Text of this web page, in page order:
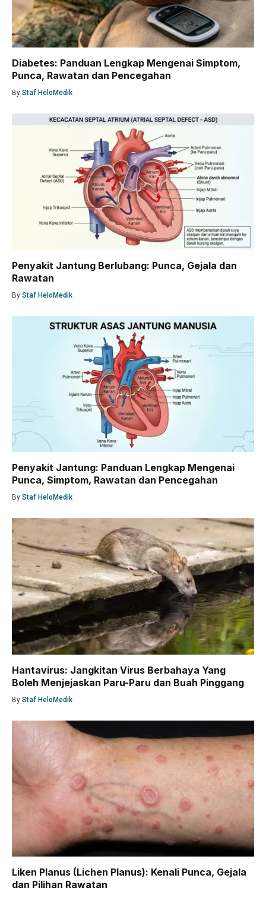
Diabetes: Panduan Lengkap Mengenai Simptom,
Punca, Rawatan dan Pencegahan
By Staf HeloMedik
Penyakit Jantung Berlubang: Punca, Gejala dan
Rawatan
By Staf HeloMedik
Penyakit Jantung: Panduan Lengkap Mengenai
Punca, Simptom, Rawatan dan Pencegahan
By Staf HeloMedik
Hantavirus: Jangkitan Virus Berbahaya Yang
Boleh Menjejaskan Paru-Paru dan Buah Pinggang
By Staf HeloMedik
Liken Planus (Lichen Planus): Kenali Punca, Gejala
dan Pilihan Rawatan